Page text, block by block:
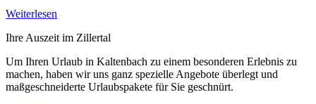
Weiterlesen
Ihre Auszeit im Zillertal
Um Ihren Urlaub in Kaltenbach zu einem besonderen Erlebnis zu
machen, haben wir uns ganz spezielle Angebote überlegt und
maßgeschneiderte Urlaubspakete für Sie geschnürt.